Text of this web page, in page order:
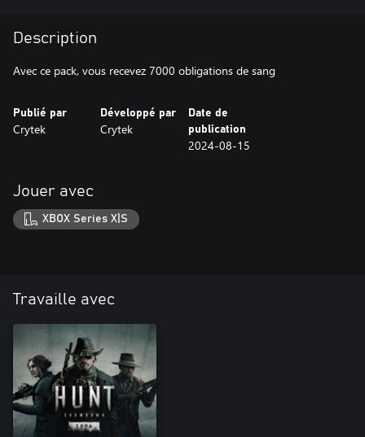
Description
Avec ce pack, vous recevez 7000 obligations de sang
Publié par
Crytek
Développé par
Crytek
Date de
publication
2024-08-15
Jouer avec
XBOX Series X|S
Travaille avec